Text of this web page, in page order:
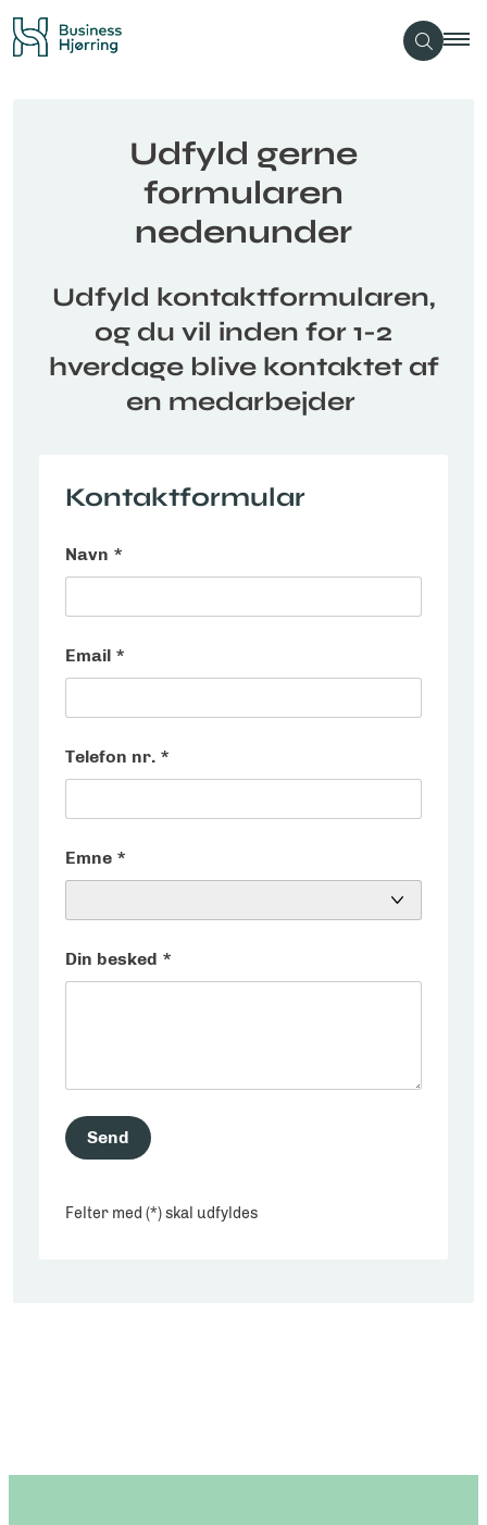
Udfyld gerne
formularen
nedenunder
Udfyld kontaktformularen,
og du vil inden for 1-2
hverdage blive kontaktet af
en medarbejder
Kontaktformular
Navn *
Email *
Telefon nr. *
Emne *
Din besked *
Send
Felter med (*) skal udfyldes